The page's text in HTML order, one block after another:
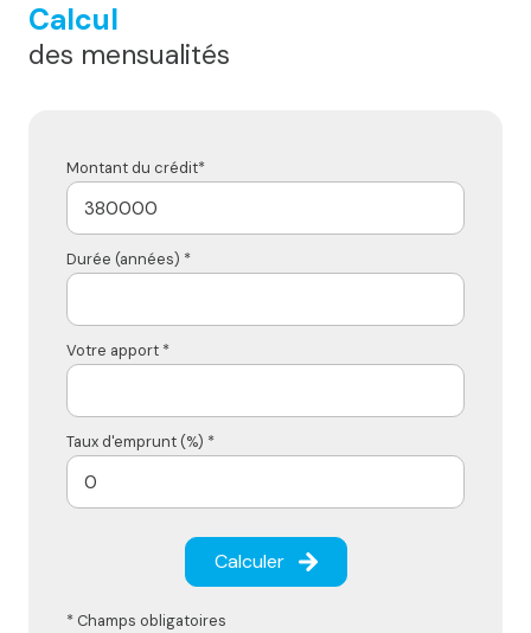
Calcul
des mensualités
Montant du crédit*
Durée (années) *
Votre apport *
Taux d'emprunt (%) *
Calculer
* Champs obligatoires